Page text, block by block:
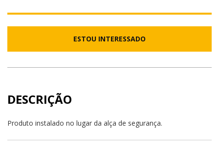
ESTOU INTERESSADO
DESCRIÇÃO
Produto instalado no lugar da alça de segurança.